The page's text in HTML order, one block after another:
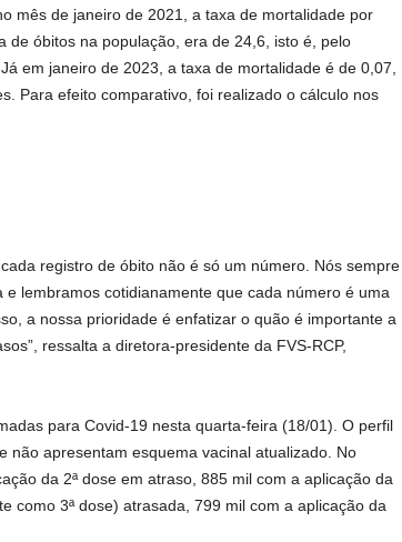
mês de janeiro de 2021, a taxa de mortalidade por
de óbitos na população, era de 24,6, isto é, pelo
em janeiro de 2023, a taxa de mortalidade é de 0,07,
Para efeito comparativo, foi realizado o cálculo nos
registro de óbito não é só um número. Nós sempre
lembramos cotidianamente que cada número é uma
a nossa prioridade é enfatizar o quão é importante a
ressalta a diretora-presidente da FVS-RCP,
para Covid-19 nesta quarta-feira (18/01). O perfil
não apresentam esquema vacinal atualizado. No
da 2ª dose em atraso, 885 mil com a aplicação da
como 3ª dose) atrasada, 799 mil com a aplicação da